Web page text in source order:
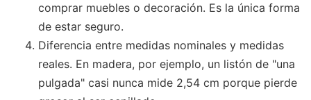
comprar muebles o decoración. Es la única forma
de estar seguro.
Diferencia entre medidas nominales y medidas
reales. En madera, por ejemplo, un listón de "una
pulgada" casi nunca mide 2,54 cm porque pierde